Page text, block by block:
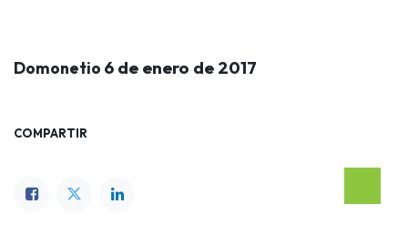
Domonetio 6 de enero de 2017
COMPARTIR